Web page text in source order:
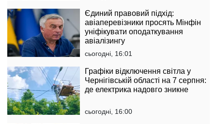
Єдиний правовий підхід:
авіаперевізники просять Мінфін
уніфікувати оподаткування
авіалізингу
сьогодні, 16:01
Графіки відключення світла у
Чернігівській області на 7 серпня:
де електрика надовго зникне
сьогодні, 16:00